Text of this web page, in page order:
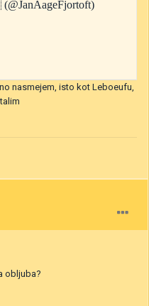
nasmejem, isto kot Leboeufu,
obljuba?